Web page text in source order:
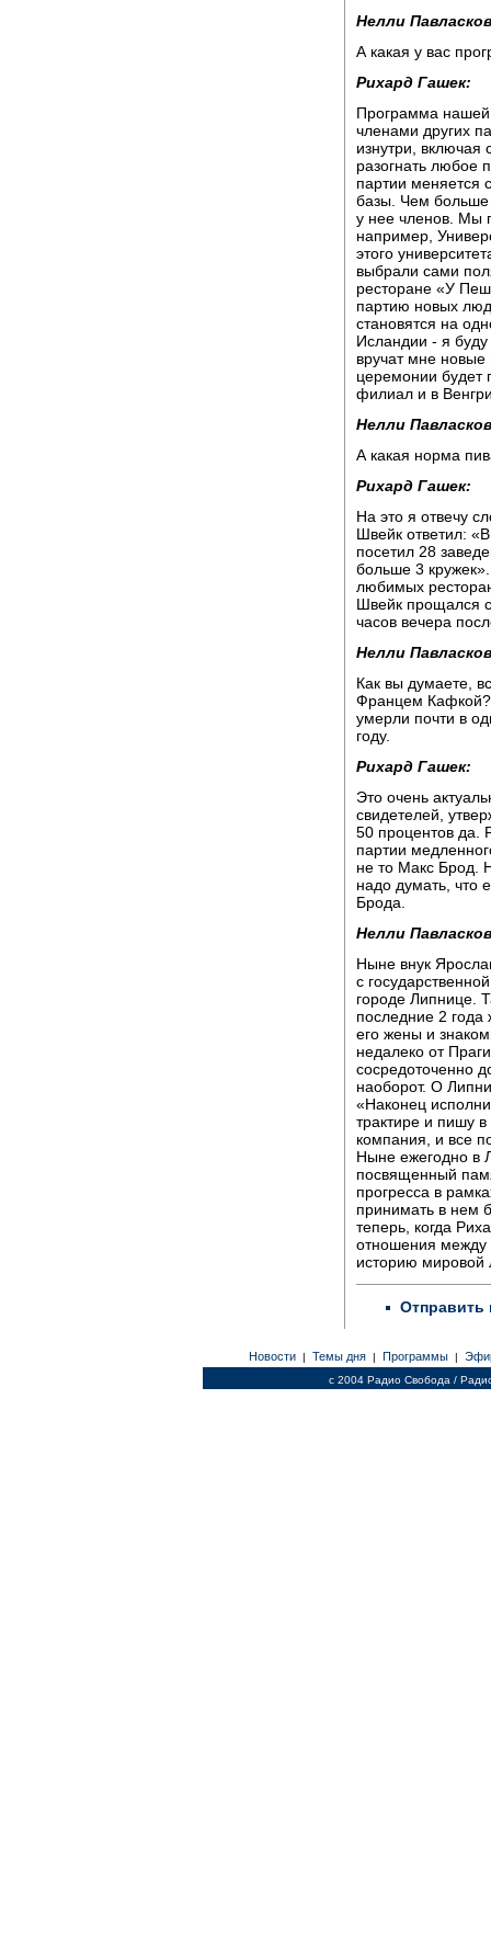
Нелли
А какая у вас
Рихард Гашек:
Программа нашей
членами других
изнутри, включая
разогнать любое
партии меняется
базы. Чем больше
у нее членов. Мы
например,
этого
выбрали сами
ресторане «У
партию новых
становятся на
Исландии - я
вручат мне
церемонии будет
филиал и в
Нелли
А какая норма
Рихард Гашек:
На это я отвечу
Швейк ответил:
посетил 28
больше 3
любимых
Швейк прощался
часов вечера
Нелли
Как вы думаете,
Францем Кафкой?
умерли почти в
году.
Рихард Гашек:
Это очень
свидетелей,
50 процентов да.
партии
не то Макс Брод.
надо думать, что
Брода.
Нелли
Ныне внук
с
городе Липнице.
последние 2 года
его жены и
недалеко от
сосредоточенно
наоборот. О
«Наконец
трактире и пишу
компания, и все
Ныне ежегодно в
посвященный
прогресса в
принимать в нем
теперь, когда
отношения
историю мировой
Отправить
Новости | Темы дня | Программы |
c 2004 Радио Свобода /